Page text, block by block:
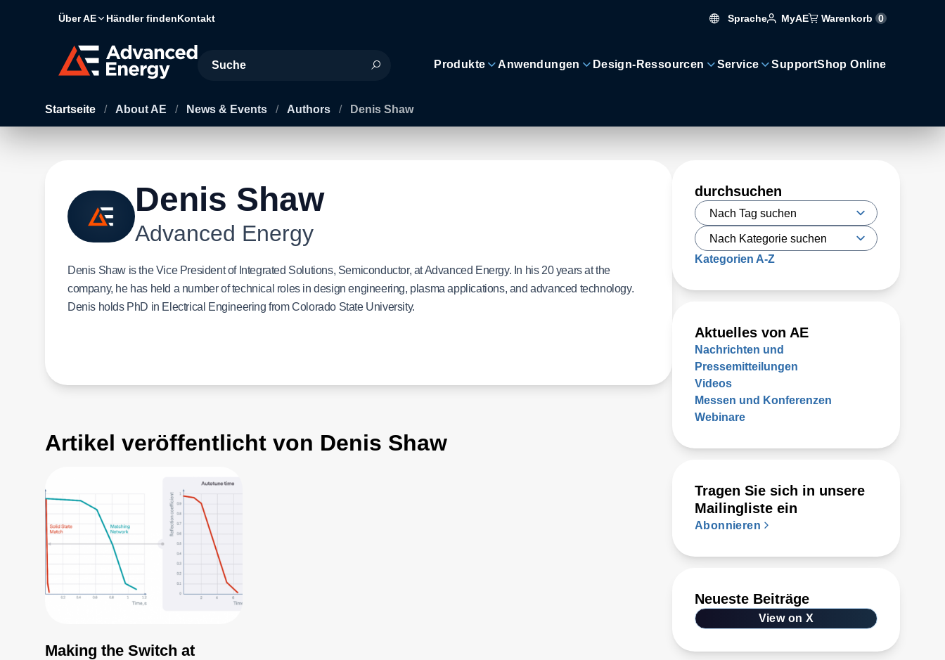
Über AE Händler findenKontakt Sprache MyAE Warenkorb 0
Site Search
Produkte Anwendungen Design-Ressourcen Service SupportShop Online
Startseite / About AE / News & Events / Authors / Denis Shaw
Denis Shaw
Advanced Energy
Denis Shaw is the Vice President of Integrated Solutions, Semiconductor, at Advanced Energy. In his 20 years at the
company, he has held a number of technical roles in design engineering, plasma applications, and advanced technology.
Denis holds PhD in Electrical Engineering from Colorado State University.
Artikel veröffentlicht von Denis Shaw
Making the Switch at
durchsuchen
Kategorien A-Z
Aktuelles von AE
Nachrichten und
Pressemitteilungen
Videos
Messen und Konferenzen
Webinare
Tragen Sie sich in unsere
Mailingliste ein
Abonnieren
Neueste Beiträge
View on X